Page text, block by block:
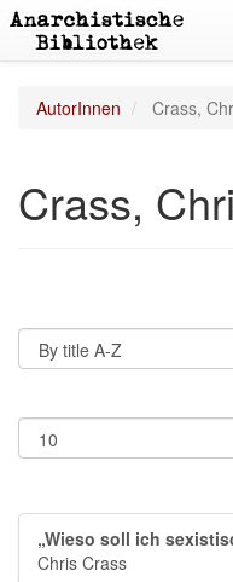
AutorInnen Crass,
Crass,
„Wieso soll ich
Chris Crass